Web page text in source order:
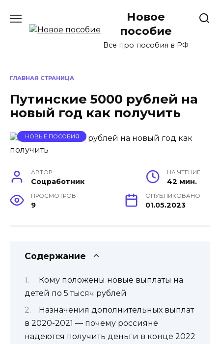
содержанию
Новое
пособие
Все про пособия в РФ
ГЛАВНАЯ СТРАНИЦА
Путинские 5000 рублей на
новый год как получить
НОВЫЕ ПОСОБИЯ
АВТОР
Соцработник
НА ЧТЕНИЕ
42 мин.
ПРОСМОТРОВ
9
ОПУБЛИКОВАНО
01.05.2023
Содержание
Кому положены новые выплаты на
детей по 5 тысяч рублей
Назначения дополнительных выплат
в 2020-2021 — почему россияне
надеются получить деньги в конце 2022